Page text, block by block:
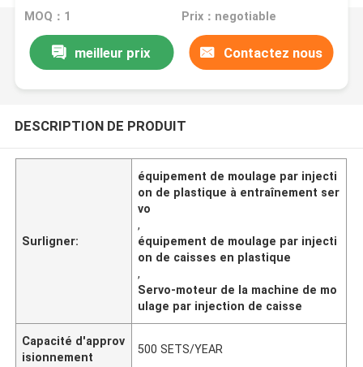
fruits spécialisés
MOQ：1 Prix：negotiable
meilleur prix Contactez nous
DESCRIPTION DE PRODUIT
Surligner:
équipement de moulage par injecti
on de plastique à entraînement ser
vo
,
équipement de moulage par injecti
on de caisses en plastique
,
Servo-moteur de la machine de mo
ulage par injection de caisse
Capacité d'approv
isionnement
500 SETS/YEAR